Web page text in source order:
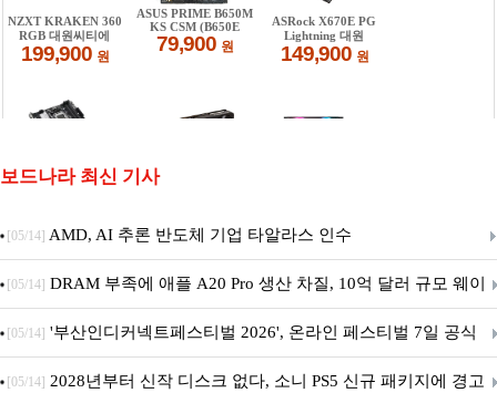
보드나라 최신 기사
[05/14] AMD, AI 추론 반도체 기업 타알라스 인수
[05/14] DRAM 부족에 애플 A20 Pro 생산 차질, 10억 달러 규모 웨이
퍼 대기
[05/14] '부산인디커넥트페스티벌 2026', 온라인 페스티벌 7일 공식
개막... 22일간 진행
[05/14] 2028년부터 신작 디스크 없다, 소니 PS5 신규 패키지에 경고